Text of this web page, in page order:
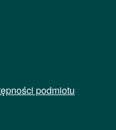
podmiotu